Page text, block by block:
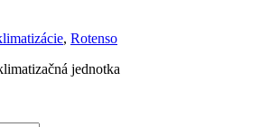
, Rotenso
jednotka